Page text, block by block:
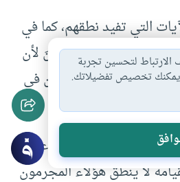
التي تفيد نطقهم، كما في
عَلى بَعْضٍ يَتَساءَلُونَ لأن
متعددة، فهم قد ينطقون في
موطن آخر.
لَهُمْ فَيَعْتَذِرُونَ معطوف على
لا ينطق هؤلاء المجرمون
لتحسين تجربة
تخصيص تفضيلاتك.